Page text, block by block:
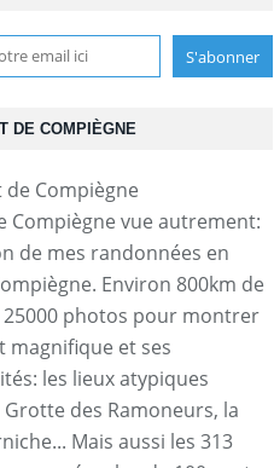
DE COMPIÈGNE
Compiègne vue autrement:
de mes randonnées en
Environ 800km de
photos pour montrer
magnifique et ses
les lieux atypiques
des Ramoneurs, la
Mais aussi les 313